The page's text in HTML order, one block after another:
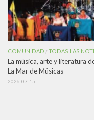
COMUNIDAD /TODAS LAS
La música, arte y literatura
La Mar de Músicas
2026-07-15